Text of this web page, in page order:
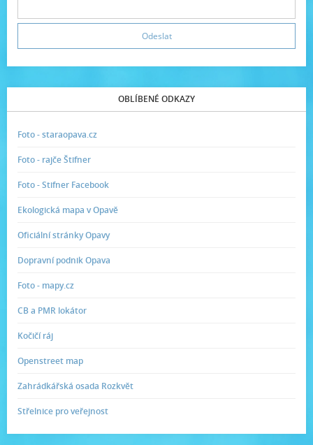
OBLÍBENÉ ODKAZY
Foto - staraopava.cz
Foto - rajče Štifner
Foto - Stifner Facebook
Ekologická mapa v Opavě
Oficiální stránky Opavy
Dopravní podnik Opava
Foto - mapy.cz
CB a PMR lokátor
Kočičí ráj
Openstreet map
Zahrádkářská osada Rozkvět
Střelnice pro veřejnost